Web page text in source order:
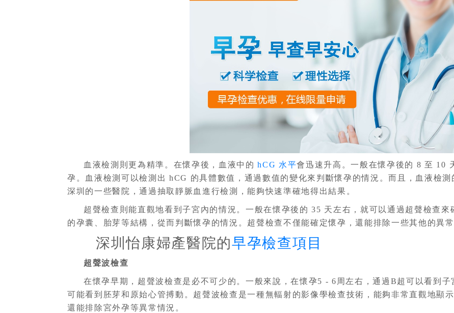
血液檢測則更為精準。在懷孕後，血液中的hCG 水平會迅速升高。一般在懷孕後的 8 至 10
孕。血液檢測可以檢測出 hCG 的具體數值，通過數值的變化來判斷懷孕的情況。而且，血液檢
深圳的一些醫院，通過抽取靜脈血進行檢測，能夠快速準確地得出結果。
超聲檢查則能直觀地看到子宮內的情況。一般在懷孕後的 35 天左右，就可以通過超聲檢查
的孕囊、胎芽等結構，從而判斷懷孕的情況。超聲檢查不僅能確定懷孕，還能排除一些其他的異
深圳怡康婦產醫院的早孕檢查項目
超聲波檢查
在懷孕早期，超聲波檢查是必不可少的。一般來說，在懷孕5 - 6周左右，通過B超可以看到
可能看到胚芽和原始心管搏動。超聲波檢查是一種無輻射的影像學檢查技術，能夠非常直觀地顯
還能排除宮外孕等異常情況。